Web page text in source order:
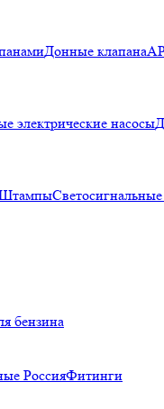
Донные клапана
электрические насосы
бензина
РоссияФитинги